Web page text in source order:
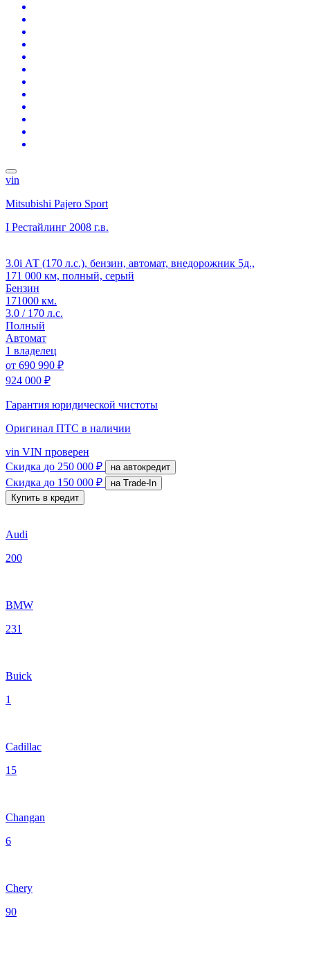
vin
Mitsubishi Pajero Sport
I Рестайлинг 2008 г.в.
3.0i АТ (170 л.с.), бензин, автомат, внедорожник 5д.,
171 000 км, полный, серый
Бензин
171000 км.
3.0 / 170 л.с.
Полный
Автомат
1 владелец
от 690 990 ₽
924 000 ₽
Гарантия юридической чистоты
Оригинал ПТС в наличии
vin VIN проверен
Скидка до 250 000 ₽ на автокредит
Скидка до 150 000 ₽
на Trade-In
Купить в кредит
Audi
200
BMW
231
Buick
1
Cadillac
15
Changan
6
Chery
90